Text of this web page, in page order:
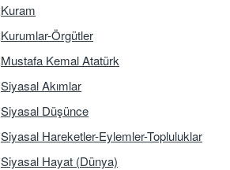
Kuram
Kurumlar-Örgütler
Mustafa Kemal Atatürk
Siyasal Akımlar
Siyasal Düşünce
Siyasal Hareketler-Eylemler-Topluluklar
Siyasal Hayat (Dünya)